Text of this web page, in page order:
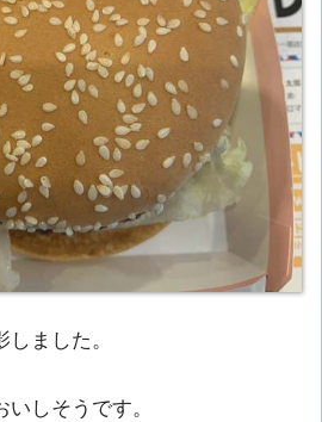
ました。
しそうです。